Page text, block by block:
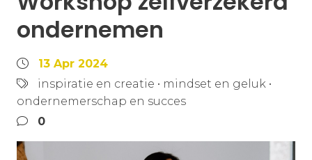
ondernemen
13 Apr 2024
inspiratie en creatie • mindset en geluk •
ondernemerschap en succes
0